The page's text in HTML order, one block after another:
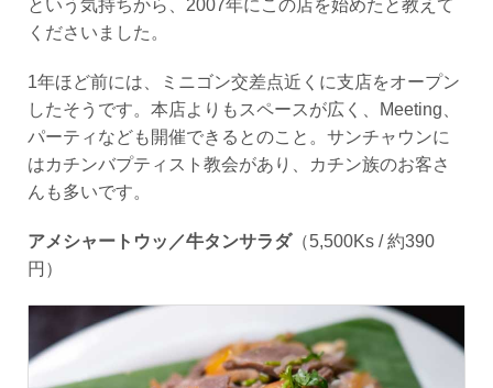
という気持ちから、 2007年にこの店を始めたと教えて
くださいました。
1年ほど前には、ミニゴン交差点近くに支店をオープン
したそうです。本店よりもスペースが広く、
Meeting
パーティなども開催できるとのこと。サンチャウンに
はカチンバプティスト教会があり、カチン族のお客さ
んも多いです。
アメシャートウッ／牛タンサラダ（5,500Ks /約390
円）